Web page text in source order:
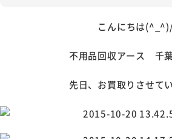
こんにちは
不用品回収アース 千
先日、お買取りさせて